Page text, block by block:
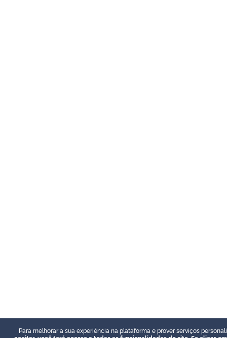
Para melhorar a sua experiência na plataforma e prover serviços